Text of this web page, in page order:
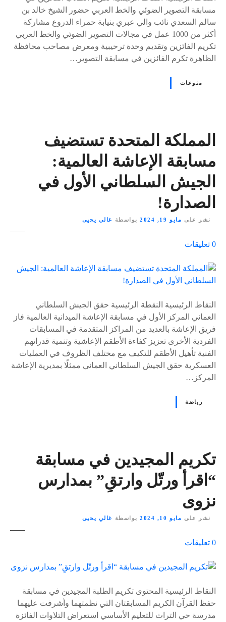
مسابقة التصوير الضوئي والخط العربي حضور الشيخ خالد بن
سالم السعدي نائب والي عبري بنيابة حمراء الدروع مشاركة
أكثر من 1000 عمل في مجالات التصوير الضوئي والخط العربي
تكريم الفائزين وتقديم وحدة ترحيبية ومعرض مصاحب محافظة
الظاهرة تكرم الفائزين في مسابقة التصوير…
منوعات
المملكة المتحدة تستضيف
مسابقة الإعاشة العالمية:
الجيش السلطاني الأول في
الصدارة!
نشر على مايو 19, 2024 بواسطة غالي يحيى
0 تعليقات
ى
٪
النقاط الرئيسية النقطة الرئيسية حقق الجيش السلطاني
العماني المركز الأول في مسابقة الإعاشة الميدانية العالمية فاز
فريق الإعاشة بالعديد من المراكز المتقدمة في المسابقات
الفردية الأخرى تعزيز كفاءة الأطقم الإعاشية وتنمية قدراتهم
الفنية تأهيل الأطقم للتكيف مع مختلف الظروف في العمليات
العسكرية حقق الجيش السلطاني العماني ممثلًا بمديرية الإعاشة
المركز…
رياضة
تكريم المجيدين في مسابقة
“اقرأ ورتّل وارتقِ” بمدارس
نزوى
نشر على مايو 10, 2024 بواسطة غالي يحيى
0 تعليقات
ى
s
النقاط الرئيسية المحتوى تكريم الطلبة المجيدين في مسابقة
حفظ القرآن الكريم المسابقتان التي نظمتهما وأشرفت عليهما
مدرسة حي التراث للتعليم الأساسي استعراض التلاوات الفائزة